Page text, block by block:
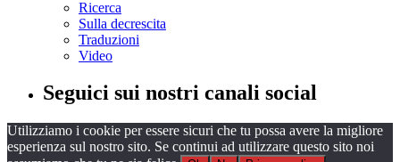
Ricerca
Sulla decrescita
Traduzioni
Video
Seguici sui nostri canali social
Utilizziamo i cookie per essere sicuri che tu possa avere la migliore
esperienza sul nostro sito. Se continui ad utilizzare questo sito noi